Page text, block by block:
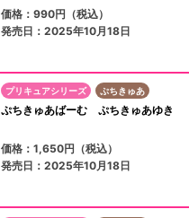
価格：990円（税込）
発売日：2025年10月18日
プリキュアシリーズ ぷちきゅあ
ぷちきゅあばーむ ぷちきゅあゆき
価格：1,650円（税込）
発売日：2025年10月18日